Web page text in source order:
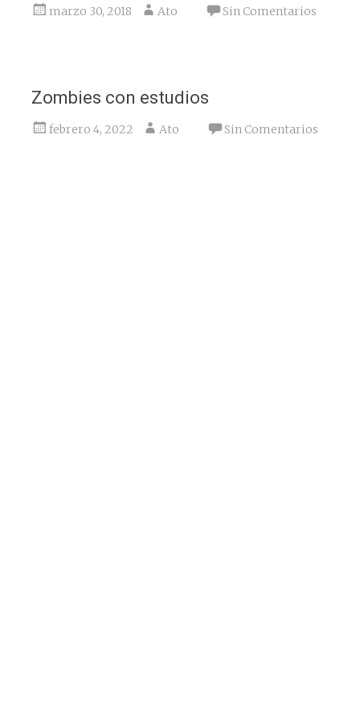
marzo 30, 2018 Ato Sin Comentarios
Zombies con estudios
febrero 4, 2022 Ato Sin Comentarios